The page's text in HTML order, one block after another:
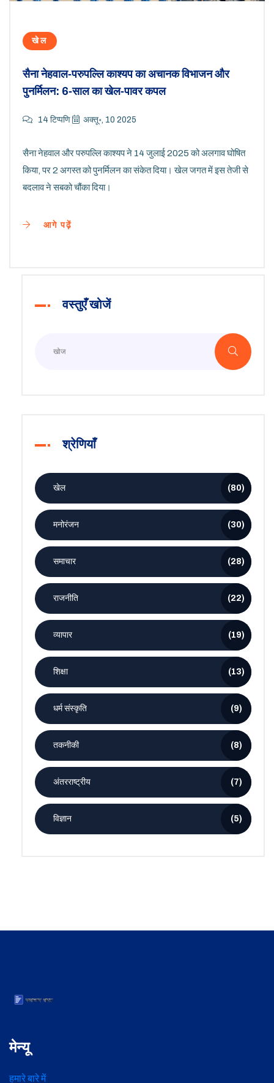
खेल
सैना नेहवाल‑परुपल्लि काश्यप का अचानक विभाजन और
पुनर्मिलन: 6‑साल का खेल‑पावर कपल
14 टिप्पणि अक्तू॰, 10 2025
सैना नेहवाल और परुपल्लि काश्यप ने 14 जुलाई 2025 को अलगाव घोषित
किया, पर 2 अगस्त को पुनर्मिलन का संकेत दिया। खेल जगत में इस तेजी से
बदलाव ने सबको चौंका दिया।
आगे पढ़ें
वस्तुएँ खोजें
श्रेणियाँ
खेल (80)
मनोरंजन (30)
समाचार (28)
राजनीति (22)
व्यापार (19)
शिक्षा (13)
धर्म संस्कृति (9)
तकनीकी (8)
अंतरराष्ट्रीय (7)
विज्ञान (5)
मेन्यू
हमारे बारे में